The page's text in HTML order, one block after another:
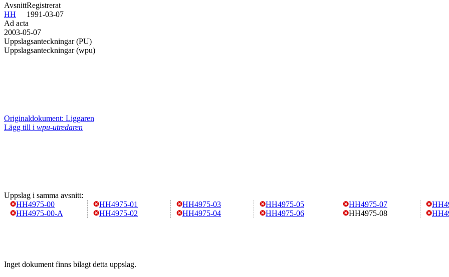
Avsnitt
HH
Registrerat
1991-03-07
Ad acta
2003-05-07
Uppslagsanteckningar (PU)
Uppslagsanteckningar (wpu)
Originaldokument: Liggaren
Lägg till i wpu-utredaren
Uppslag i samma avsnitt:
HH4975-00
HH4975-00-A
HH4975-01
HH4975-02
HH4975-03
HH4975-04
HH4975-05
HH4975-06
HH4975-07
HH4975-08
Inget dokument finns bilagt detta uppslag.